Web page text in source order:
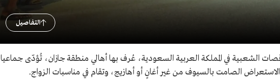
التفاصيل
الشعبية في المملكة العربية السعودية، عُرف بها أهالي منطقة جازان، تُؤدّى جماعيا
الاستعراض الصامت بالسيوف من غير أغانٍ أو أهازيج، وتقام في مناسبات الزواج.